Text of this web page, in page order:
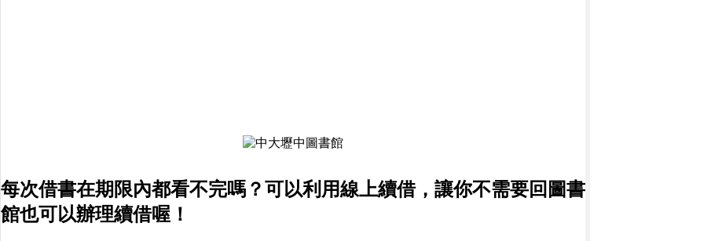
每次借書在期限內都看不完嗎？可以利用線上續借，讓你不需要回圖書
館也可以辦理續借喔！